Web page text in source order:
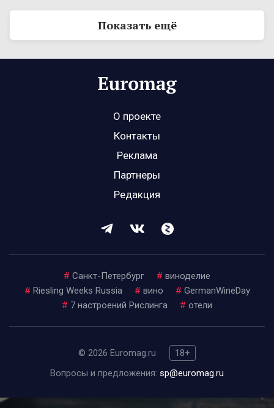
Показать ещё
О проекте
Контакты
Реклама
Партнеры
Редакция
# Санкт-Петербург # виноделие
# Riesling Weeks Russia # вино # GermanWineDay
# 7 настроений Рислинга # отели
© 2026 Euromag.ru
18+
Вопросы и предложения: sp@euromag.ru